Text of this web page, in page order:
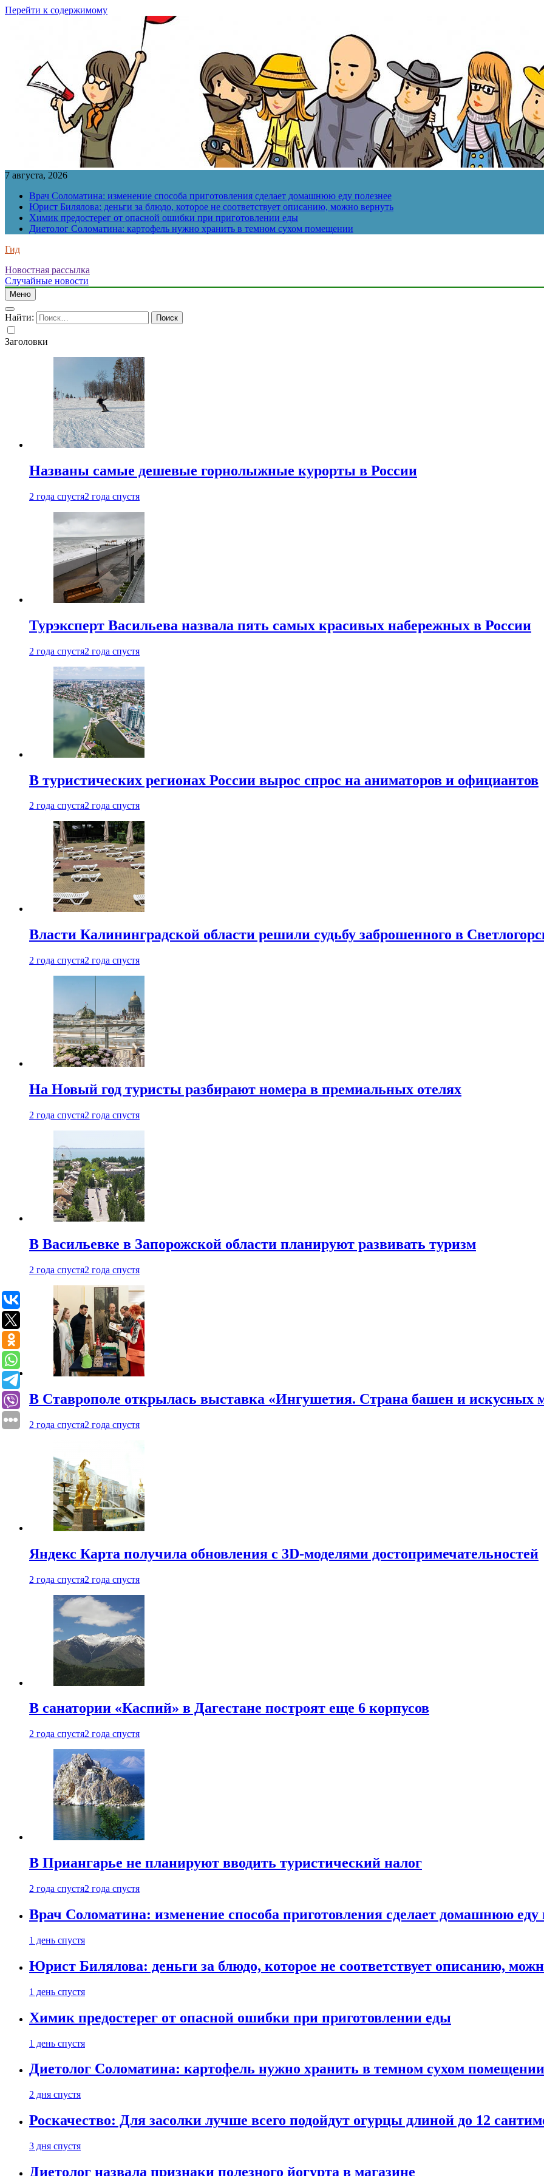
Перейти к содержимому
7 августа, 2026
Врач Соломатина: изменение способа приготовления сделает домашнюю еду полезнее
Юрист Билялова: деньги за блюдо, которое не соответствует описанию, можно вернуть
Химик предостерег от опасной ошибки при приготовлении еды
Диетолог Соломатина: картофель нужно хранить в темном сухом помещении
Гид
Новостная рассылка
Случайные новости
Меню
Найти:
Заголовки
Названы самые дешевые горнолыжные курорты в России
2 года спустя2 года спустя
Турэксперт Васильева назвала пять самых красивых набережных в России
2 года спустя2 года спустя
В туристических регионах России вырос спрос на аниматоров и официантов
2 года спустя2 года спустя
Власти Калининградской области решили судьбу заброшенного в
2 года спустя2 года спустя
На Новый год туристы разбирают номера в премиальных отелях
2 года спустя2 года спустя
В Васильевке в Запорожской области планируют развивать туризм
2 года спустя2 года спустя
В Ставрополе открылась выставка «Ингушетия. Страна башен и искусных
2 года спустя2 года спустя
Яндекс Карта получила обновления с 3D-моделями достопримечательностей
2 года спустя2 года спустя
В санатории «Каспий» в Дагестане построят еще 6 корпусов
2 года спустя2 года спустя
В Приангарье не планируют вводить туристический налог
2 года спустя2 года спустя
Врач Соломатина: изменение способа приготовления сделает домашнюю еду
1 день спустя
Юрист Билялова: деньги за блюдо, которое не соответствует описанию,
1 день спустя
Химик предостерег от опасной ошибки при приготовлении еды
1 день спустя
Диетолог Соломатина: картофель нужно хранить в темном сухом помещении
2 дня спустя
Роскачество: Для засолки лучше всего подойдут огурцы длиной до 12
3 дня спустя
Диетолог назвала признаки полезного йогурта в магазине